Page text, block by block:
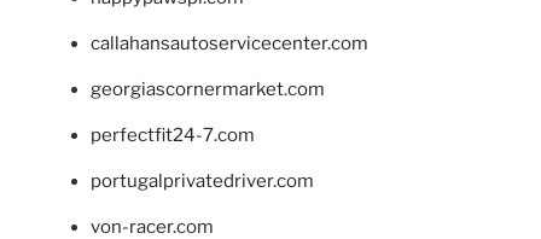
callahansautoservicecenter.com
georgiascornermarket.com
perfectfit24-7.com
portugalprivatedriver.com
von-racer.com